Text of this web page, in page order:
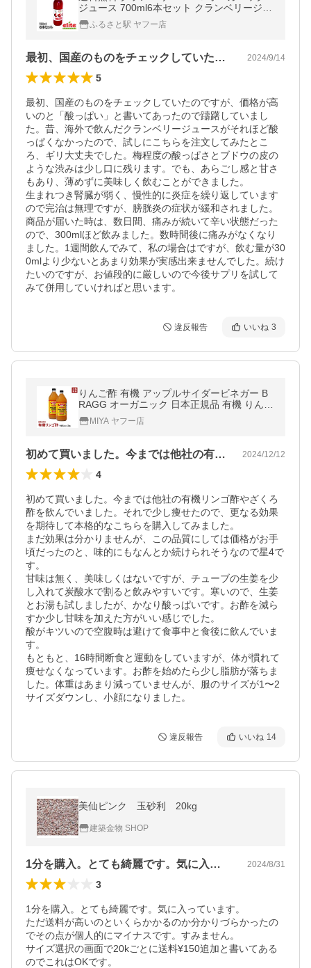
ジュース 700ml6本セット クランベリージュ
ース 無添加 お中元 美容と健康 尿路感染コー
ルドプレス
ふるさと駅 ヤフー店
最初、国産のものをチェックしていたので… 2024/9/14
5
最初、国産のものをチェックしていたのですが、価格が高
いのと「酸っぱい」と書いてあったので躊躇していまし
た。昔、海外で飲んだクランベリージュースがそれほど酸
っぱくなかったので、試しにこちらを注文してみたとこ
ろ、ギリ大丈夫でした。梅程度の酸っぱさとブドウの皮の
ような渋みは少し口に残ります。でも、あらごし感と甘さ
もあり、薄めずに美味しく飲むことができました。
生まれつき腎臓が弱く、慢性的に炎症を繰り返しています
ので完治は無理ですが、膀胱炎の症状が緩和されました。
商品が届いた時は、数日間、痛みが続いて辛い状態だった
ので、300mlほど飲みました。数時間後に痛みがなくなり
ました。1週間飲んでみて、私の場合はですが、飲む量が30
0mlより少ないとあまり効果が実感出来ませんでした。続け
たいのですが、お値段的に厳しいので今後サプリを試して
みて併用していければと思います。
違反報告 いいね 3
りんご酢 有機 アップルサイダービネガー B
RAGG オーガニック 日本正規品 有機 りんご
酢 946ml 2本セット 無添加 リンゴ酢 無濾過
マザー 飲みやすい 濃縮
MIYA ヤフー店
初めて買いました。今までは他社の有機リ… 2024/12/12
4
初めて買いました。今までは他社の有機リンゴ酢やざくろ
酢を飲んでいました。それで少し痩せたので、更なる効果
を期待して本格的なこちらを購入してみました。
まだ効果は分かりませんが、この品質にしては価格がお手
頃だったのと、味的にもなんとか続けられそうなので星4で
す。
甘味は無く、美味しくはないですが、チューブの生姜を少
し入れて炭酸水で割ると飲みやすいです。寒いので、生姜
とお湯も試しましたが、かなり酸っぱいです。お酢を減ら
すか少し甘味を加えた方がいい感じでした。
酸がキツいので空腹時は避けて食事中と食後に飲んでいま
す。
もともと、16時間断食と運動をしていますが、体が慣れて
痩せなくなっています。お酢を始めたら少し脂肪が落ちま
した。体重はあまり減っていませんが、服のサイズが1〜2
サイズダウンし、小顔になりました。
違反報告 いいね 14
美仙ピンク 玉砂利 20kg
建築金物 SHOP
1分を購入。とても綺麗です。気に入って… 2024/8/31
3
1分を購入。とても綺麗です。気に入っています。
ただ送料が高いのといくらかかるのか分かりづらかったの
でその点が個人的にマイナスです。すみません。
サイズ選択の画面で20kごとに送料¥150追加と書いてある
のでこれはOKです。